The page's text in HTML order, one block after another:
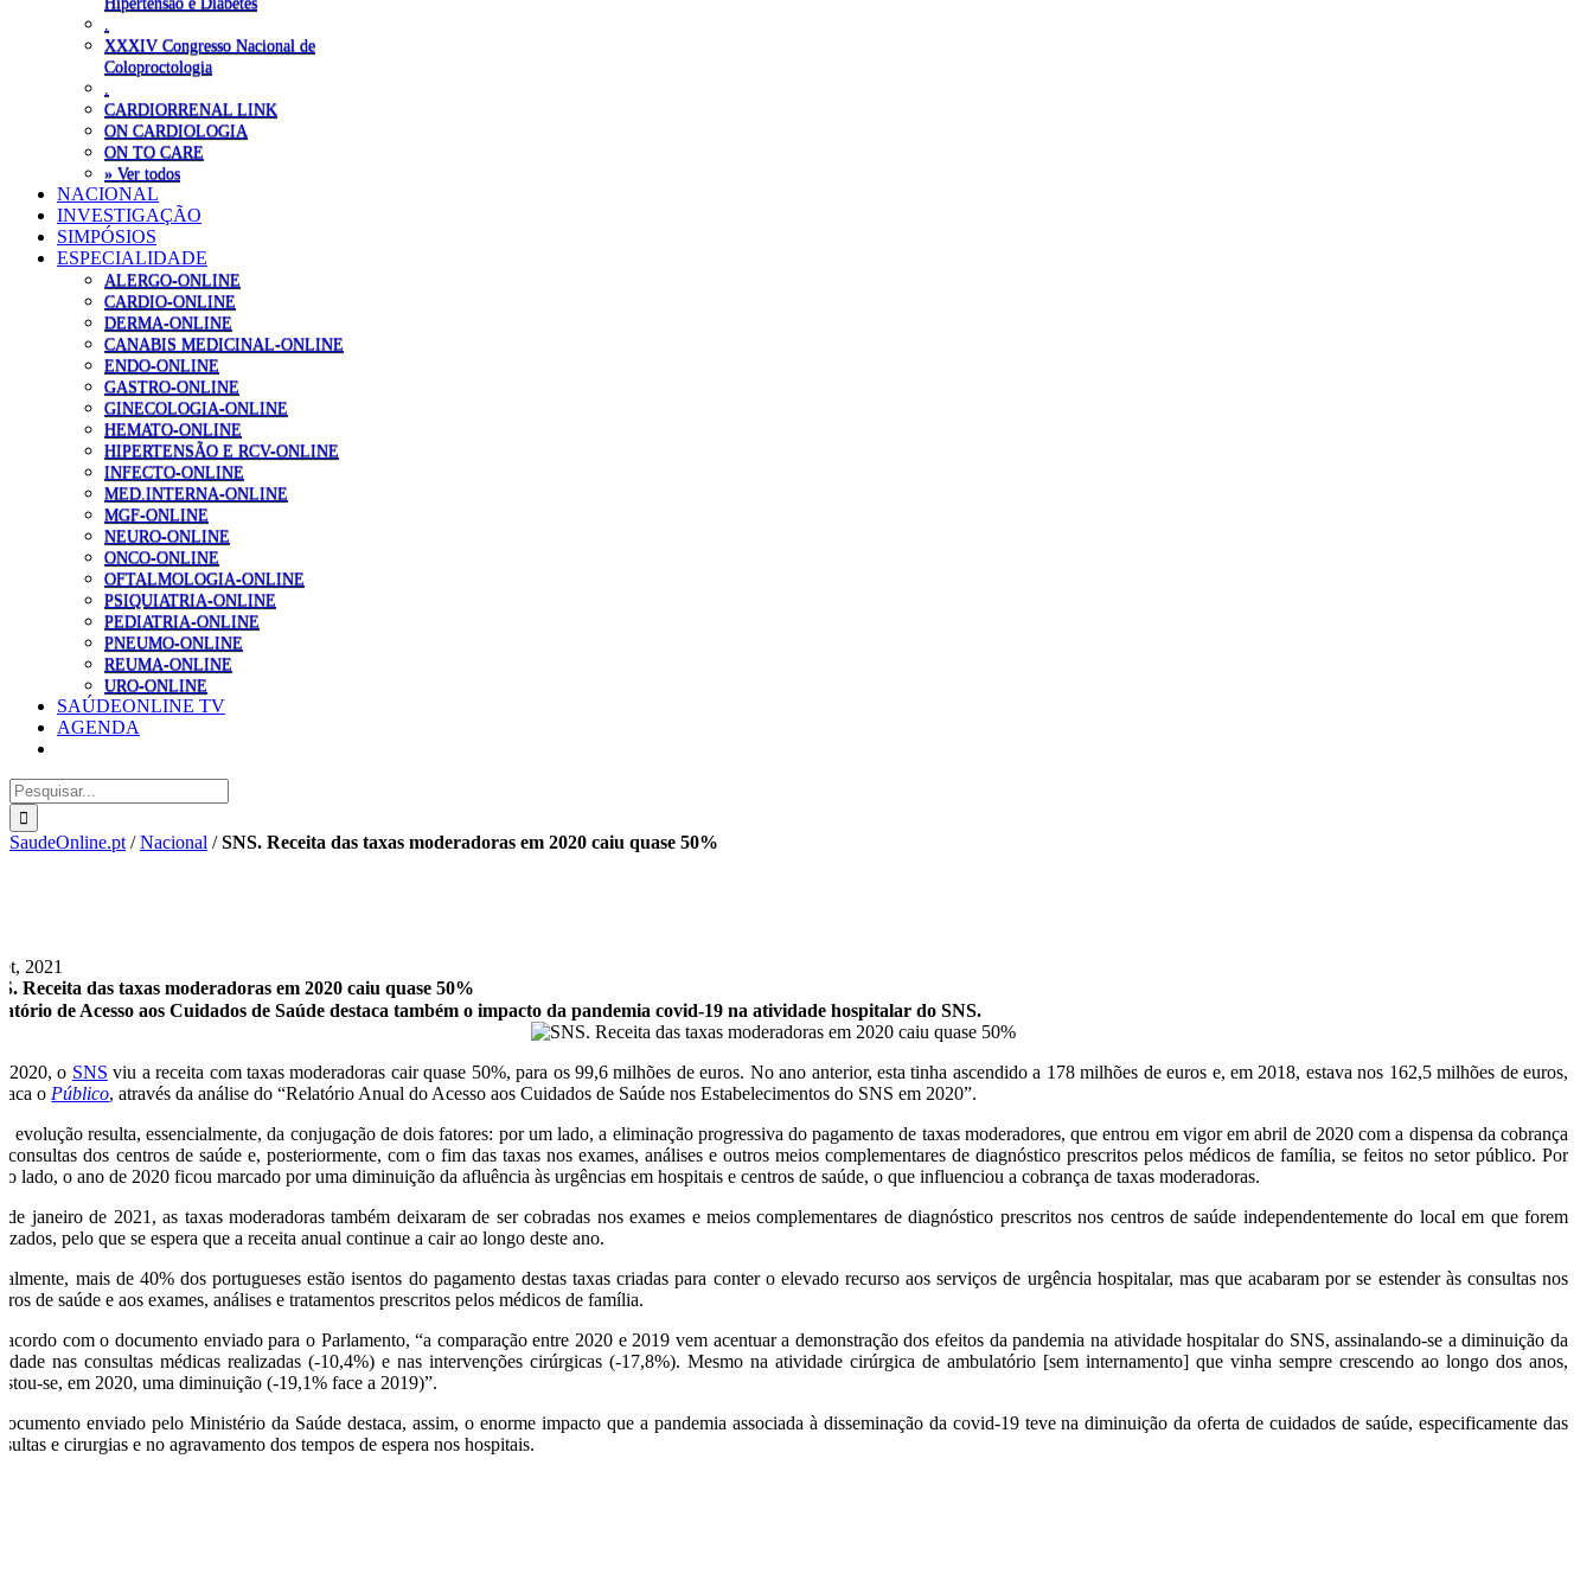
XXXIV Congresso Nacional de
Coloproctologia
CARDIORRENAL LINK
ON CARDIOLOGIA
ON TO CARE
» Ver todos
NACIONAL
INVESTIGAÇÃO
SIMPÓSIOS
ESPECIALIDADE
ALERGO-ONLINE
CARDIO-ONLINE
DERMA-ONLINE
CANABIS MEDICINAL-ONLINE
ENDO-ONLINE
GASTRO-ONLINE
GINECOLOGIA-ONLINE
HEMATO-ONLINE
HIPERTENSÃO E RCV-ONLINE
INFECTO-ONLINE
MED.INTERNA-ONLINE
MGF-ONLINE
NEURO-ONLINE
ONCO-ONLINE
OFTALMOLOGIA-ONLINE
PSIQUIATRIA-ONLINE
PEDIATRIA-ONLINE
PNEUMO-ONLINE
REUMA-ONLINE
URO-ONLINE
SAÚDEONLINE TV
AGENDA
Pesquisar
SaudeOnline.pt /Nacional /SNS. Receita das taxas moderadoras em 2020 caiu quase 50%
2021
Receita das taxas moderadoras em 2020 caiu quase 50%
de Acesso aos Cuidados de Saúde destaca também o impacto da pandemia covid-19 na atividade hospitalar do SNS.
2020, o SNS viu a receita com taxas moderadoras cair quase 50%, para os 99,6 milhões de euros. No ano anterior, esta tinha ascendido a 178 milhões de euros e, em 2018, estava nos 162,5 milhões de euros,
o Público, através da análise do “Relatório Anual do Acesso aos Cuidados de Saúde nos Estabelecimentos do SNS em 2020”.
evolução resulta, essencialmente, da conjugação de dois fatores: por um lado, a eliminação progressiva do pagamento de taxas moderadores, que entrou em vigor em abril de 2020 com a dispensa da cobrança
consultas dos centros de saúde e, posteriormente, com o fim das taxas nos exames, análises e outros meios complementares de diagnóstico prescritos pelos médicos de família, se feitos no setor público. Por
lado, o ano de 2020 ficou marcado por uma diminuição da afluência às urgências em hospitais e centros de saúde, o que influenciou a cobrança de taxas moderadoras.
janeiro de 2021, as taxas moderadoras também deixaram de ser cobradas nos exames e meios complementares de diagnóstico prescritos nos centros de saúde independentemente do local em que forem
pelo que se espera que a receita anual continue a cair ao longo deste ano.
mais de 40% dos portugueses estão isentos do pagamento destas taxas criadas para conter o elevado recurso aos serviços de urgência hospitalar, mas que acabaram por se estender às consultas nos
de saúde e aos exames, análises e tratamentos prescritos pelos médicos de família.
acordo com o documento enviado para o Parlamento, “a comparação entre 2020 e 2019 vem acentuar a demonstração dos efeitos da pandemia na atividade hospitalar do SNS, assinalando-se a diminuição da
nas consultas médicas realizadas (-10,4%) e nas intervenções cirúrgicas (-17,8%). Mesmo na atividade cirúrgica de ambulatório [sem internamento] que vinha sempre crescendo ao longo dos anos,
se, em 2020, uma diminuição (-19,1% face a 2019)”.
enviado pelo Ministério da Saúde destaca, assim, o enorme impacto que a pandemia associada à disseminação da covid-19 teve na diminuição da oferta de cuidados de saúde, especificamente das
e cirurgias e no agravamento dos tempos de espera nos hospitais.